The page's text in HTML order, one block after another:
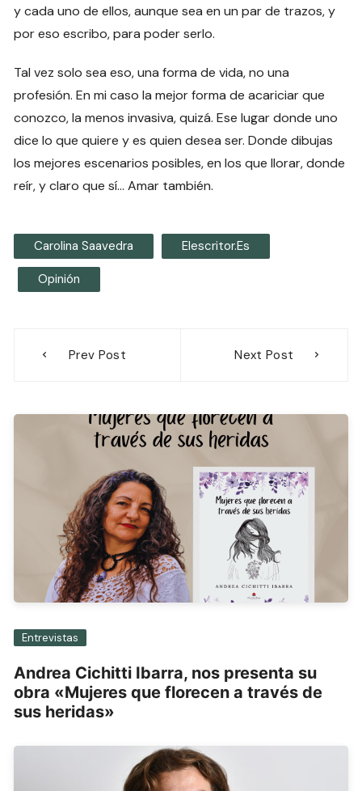
y cada uno de ellos, aunque sea en un par de trazos, y
por eso escribo, para poder serlo.
Tal vez solo sea eso, una forma de vida, no una
profesión. En mi caso la mejor forma de acariciar que
conozco, la menos invasiva, quizá. Ese lugar donde uno
dice lo que quiere y es quien desea ser. Donde dibujas
los mejores escenarios posibles, en los que llorar, donde
reír, y claro que sí… Amar también.
Carolina Saavedra Elescritor.es
Opinión
Prev Post Next Post
Entrevistas
Andrea Cichitti Ibarra, nos presenta su
obra «Mujeres que florecen a través de
sus heridas»